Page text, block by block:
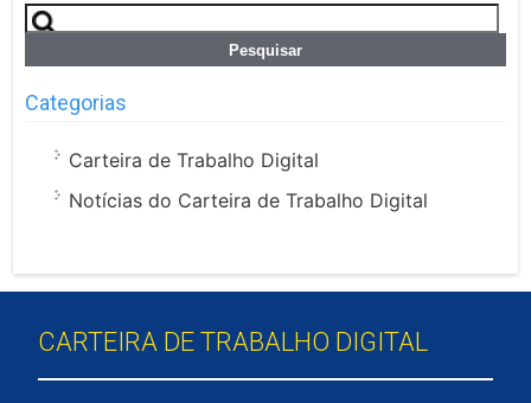
Pesquisar
por:
Categorias
Carteira de Trabalho Digital
Notícias do Carteira de Trabalho Digital
CARTEIRA DE TRABALHO DIGITAL